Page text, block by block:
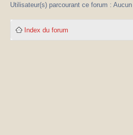
Utilisateur(s) parcourant ce forum :
Index du forum